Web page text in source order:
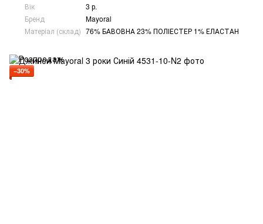
Вік
3 р.
Бренд
Mayoral
Матеріал (склад) 76% БАВОВНА 23% ПОЛІЕСТЕР 1% ЕЛАСТАН
−30%